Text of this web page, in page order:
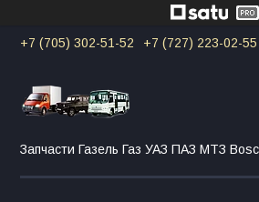
+7 (705) 302-51-52 +7 (727) 223-02-55
Запчасти Газель Газ УАЗ ПАЗ МТЗ